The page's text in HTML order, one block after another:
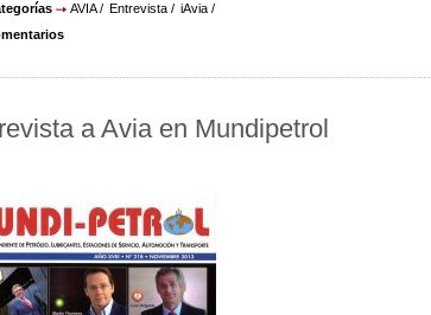
AVIA Entrevista
iAvia
a Avia en Mundipetrol